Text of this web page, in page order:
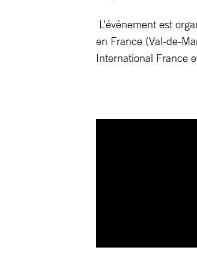
L’événement est
en France (Val-de-
International France